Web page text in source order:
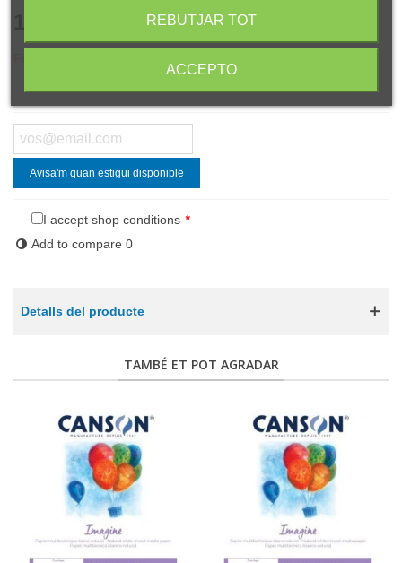
Avisa'm quan estigui disponible
I accept shop conditions *
Add to compare 0
Detalls del producte
TAMBÉ ET POT AGRADAR
REBUTJAR TOT
ACCEPTO